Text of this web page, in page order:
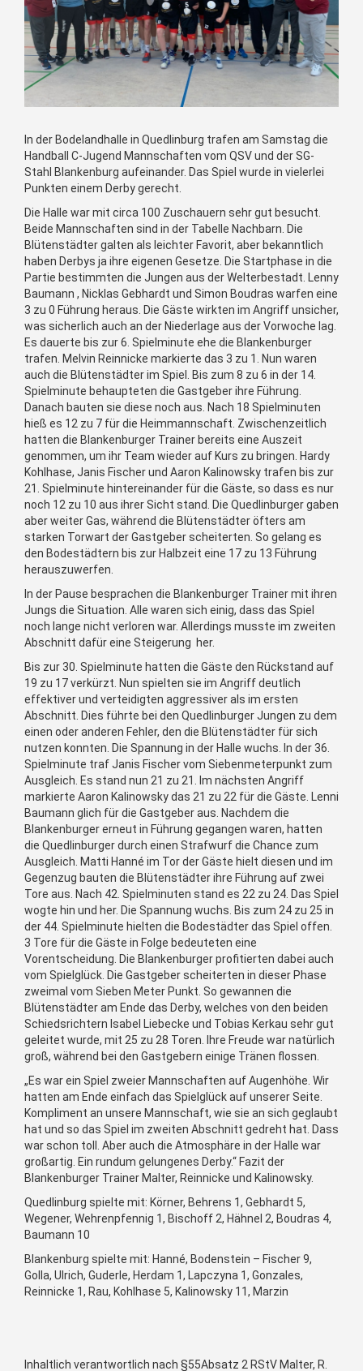
In der Bodelandhalle in Quedlinburg trafen am Samstag die
Handball C-Jugend Mannschaften vom QSV und der SG-
Stahl Blankenburg aufeinander. Das Spiel wurde in vielerlei
Punkten einem Derby gerecht.
Die Halle war mit circa 100 Zuschauern sehr gut besucht.
Beide Mannschaften sind in der Tabelle Nachbarn. Die
Blütenstädter galten als leichter Favorit, aber bekanntlich
haben Derbys ja ihre eigenen Gesetze. Die Startphase in die
Partie bestimmten die Jungen aus der Welterbestadt. Lenny
Baumann , Nicklas Gebhardt und Simon Boudras warfen eine
3 zu 0 Führung heraus. Die Gäste wirkten im Angriff unsicher,
was sicherlich auch an der Niederlage aus der Vorwoche lag.
Es dauerte bis zur 6. Spielminute ehe die Blankenburger
trafen. Melvin Reinnicke markierte das 3 zu 1. Nun waren
auch die Blütenstädter im Spiel. Bis zum 8 zu 6 in der 14.
Spielminute behaupteten die Gastgeber ihre Führung.
Danach bauten sie diese noch aus. Nach 18 Spielminuten
hieß es 12 zu 7 für die Heimmannschaft. Zwischenzeitlich
hatten die Blankenburger Trainer bereits eine Auszeit
genommen, um ihr Team wieder auf Kurs zu bringen. Hardy
Kohlhase, Janis Fischer und Aaron Kalinowsky trafen bis zur
21. Spielminute hintereinander für die Gäste, so dass es nur
noch 12 zu 10 aus ihrer Sicht stand. Die Quedlinburger gaben
aber weiter Gas, während die Blütenstädter öfters am
starken Torwart der Gastgeber scheiterten. So gelang es
den Bodestädtern bis zur Halbzeit eine 17 zu 13 Führung
herauszuwerfen.
In der Pause besprachen die Blankenburger Trainer mit ihren
Jungs die Situation. Alle waren sich einig, dass das Spiel
noch lange nicht verloren war. Allerdings musste im zweiten
Abschnitt dafür eine Steigerung her.
Bis zur 30. Spielminute hatten die Gäste den Rückstand auf
19 zu 17 verkürzt. Nun spielten sie im Angriff deutlich
effektiver und verteidigten aggressiver als im ersten
Abschnitt. Dies führte bei den Quedlinburger Jungen zu dem
einen oder anderen Fehler, den die Blütenstädter für sich
nutzen konnten. Die Spannung in der Halle wuchs. In der 36.
Spielminute traf Janis Fischer vom Siebenmeterpunkt zum
Ausgleich. Es stand nun 21 zu 21. Im nächsten Angriff
markierte Aaron Kalinowsky das 21 zu 22 für die Gäste. Lenni
Baumann glich für die Gastgeber aus. Nachdem die
Blankenburger erneut in Führung gegangen waren, hatten
die Quedlinburger durch einen Strafwurf die Chance zum
Ausgleich. Matti Hanné im Tor der Gäste hielt diesen und im
Gegenzug bauten die Blütenstädter ihre Führung auf zwei
Tore aus. Nach 42. Spielminuten stand es 22 zu 24. Das Spiel
wogte hin und her. Die Spannung wuchs. Bis zum 24 zu 25 in
der 44. Spielminute hielten die Bodestädter das Spiel offen.
3 Tore für die Gäste in Folge bedeuteten eine
Vorentscheidung. Die Blankenburger profitierten dabei auch
vom Spielglück. Die Gastgeber scheiterten in dieser Phase
zweimal vom Sieben Meter Punkt. So gewannen die
Blütenstädter am Ende das Derby, welches von den beiden
Schiedsrichtern Isabel Liebecke und Tobias Kerkau sehr gut
geleitet wurde, mit 25 zu 28 Toren. Ihre Freude war natürlich
groß, während bei den Gastgebern einige Tränen flossen.
„Es war ein Spiel zweier Mannschaften auf Augenhöhe. Wir
hatten am Ende einfach das Spielglück auf unserer Seite.
Kompliment an unsere Mannschaft, wie sie an sich geglaubt
hat und so das Spiel im zweiten Abschnitt gedreht hat. Dass
war schon toll. Aber auch die Atmosphäre in der Halle war
großartig. Ein rundum gelungenes Derby.“ Fazit der
Blankenburger Trainer Malter, Reinnicke und Kalinowsky.
Quedlinburg spielte mit: Körner, Behrens 1, Gebhardt 5,
Wegener, Wehrenpfennig 1, Bischoff 2, Hähnel 2, Boudras 4,
Baumann 10
Blankenburg spielte mit: Hanné, Bodenstein – Fischer 9,
Golla, Ulrich, Guderle, Herdam 1, Lapczyna 1, Gonzales,
Reinnicke 1, Rau, Kohlhase 5, Kalinowsky 11, Marzin
Inhaltlich verantwortlich nach §55Absatz 2 RStV Malter, R.